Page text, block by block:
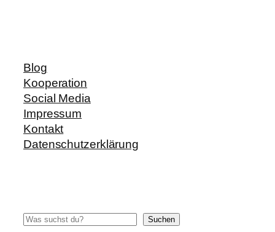
Blog
Kooperation
Social Media
Impressum
Kontakt
Datenschutzerklärung
Suchen Suchen